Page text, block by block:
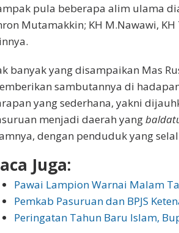
pula beberapa alim ulama
Mutamakkin; KH M.Nawawi,
banyak yang disampaikan Mas
sambutannya di
yang sederhana, yakni
menjadi daerah yang
dengan penduduk yang
Juga:
Pawai Lampion Warnai Malam
Pemkab Pasuruan dan BPJS
Peringatan Tahun Baru Islam,